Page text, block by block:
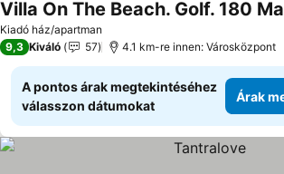
Kiadó ház/apartman
Árak megjelenítése
9,3 Kiváló 57 4.1 km-re innen: Városközpont
A pontos árak megtekintéséhez
válasszon dátumokat
Árak